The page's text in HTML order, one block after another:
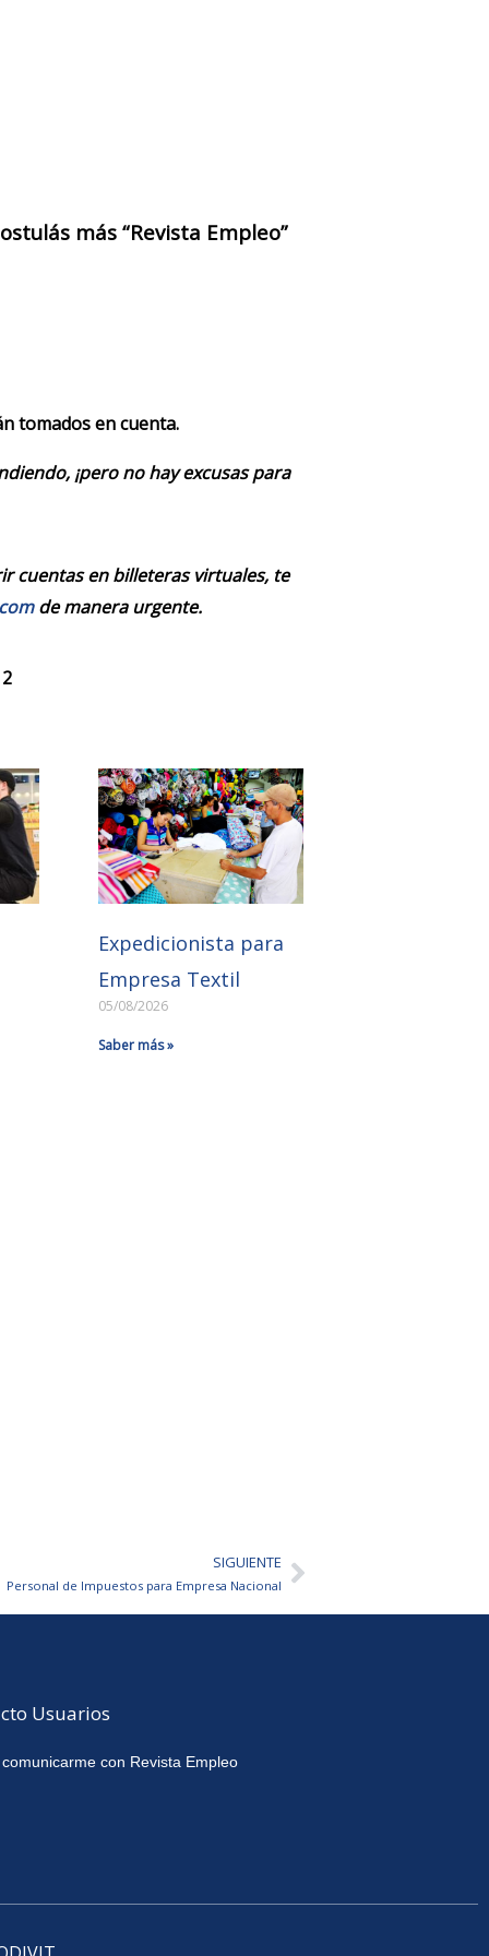
más “Revista Empleo”
tomados en cuenta.
¡pero no hay excusas para
cuentas en billeteras virtuales, te
de manera urgente.
Expedicionista para
Empresa Textil
05/08/2026
Saber más »
SIGUIENTE
Personal de Impuestos para Empresa NacionalSiguiente
Usuarios
con Revista Empleo